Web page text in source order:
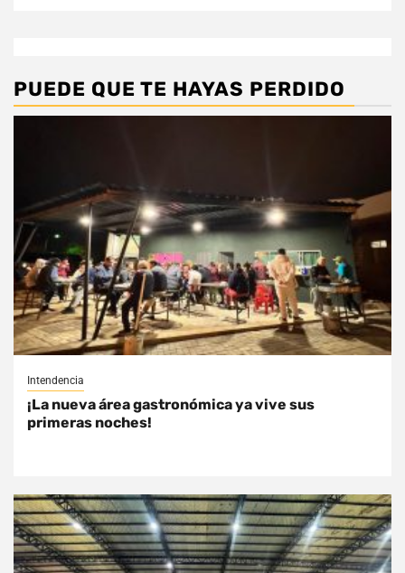
PUEDE QUE TE HAYAS PERDIDO
Intendencia
¡La nueva área gastronómica ya vive sus
primeras noches!